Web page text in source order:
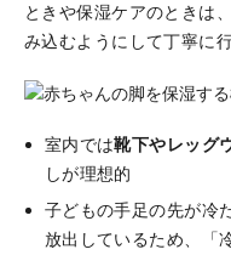
ときや保湿ケアのときは
み込むようにして丁寧に
室内では靴下やレッグ
しが理想的
子どもの手足の先が冷
放出しているため、「